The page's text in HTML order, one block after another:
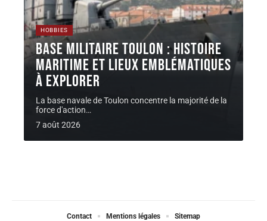
HOBBIES
Base militaire Toulon : histoire
maritime et lieux emblématiques
à explorer
La base navale de Toulon concentre la majorité de la
force d'action…
7 août 2026
Contact Mentions légales Sitemap